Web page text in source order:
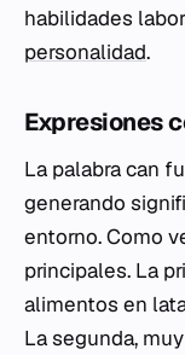
habilidades
personalidad.
Expresiones
La palabracan
generando
entorno. Como
principales. La
alimentos en
La segunda,